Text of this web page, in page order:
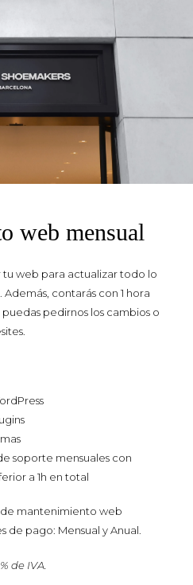
web mensual
tu web para actualizar todo lo
contarás con 1 hora
pedirnos los cambios o
soporte mensuales con
a 1h en total
mantenimiento web
pago: Mensual y Anual.
de IVA.